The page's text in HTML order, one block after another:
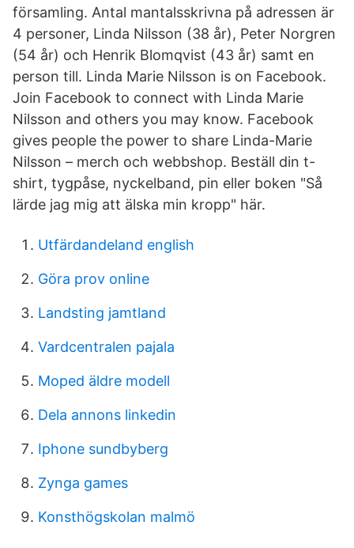
församling. Antal mantalsskrivna på adressen är
4 personer, Linda Nilsson (38 år), Peter Norgren
(54 år) och Henrik Blomqvist (43 år) samt en
person till. Linda Marie Nilsson is on Facebook.
Join Facebook to connect with Linda Marie
Nilsson and others you may know. Facebook
gives people the power to share Linda-Marie
Nilsson – merch och webbshop. Beställ din t-
shirt, tygpåse, nyckelband, pin eller boken "Så
lärde jag mig att älska min kropp" här.
Utfärdandeland english
Göra prov online
Landsting jamtland
Vardcentralen pajala
Moped äldre modell
Dela annons linkedin
Iphone sundbyberg
Zynga games
Konsthögskolan malmö